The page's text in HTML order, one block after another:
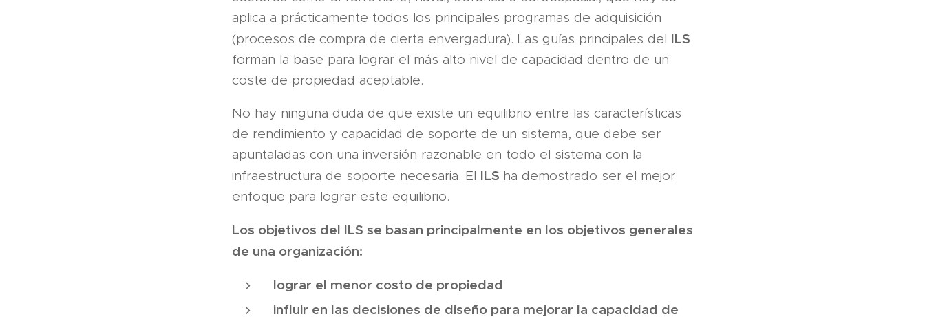
aplica a prácticamente todos los principales programas de adquisición
(procesos de compra de cierta envergadura). Las guías principales del ILS
forman la base para lograr el más alto nivel de capacidad dentro de un
coste de propiedad aceptable.
No hay ninguna duda de que existe un equilibrio entre las características
de rendimiento y capacidad de soporte de un sistema, que debe ser
apuntaladas con una inversión razonable en todo el sistema con la
infraestructura de soporte necesaria. El ILS ha demostrado ser el mejor
enfoque para lograr este equilibrio.
Los objetivos del ILS se basan principalmente en los objetivos generales
de una organización:
lograr el menor costo de propiedad
influir en las decisiones de diseño para mejorar la capacidad de